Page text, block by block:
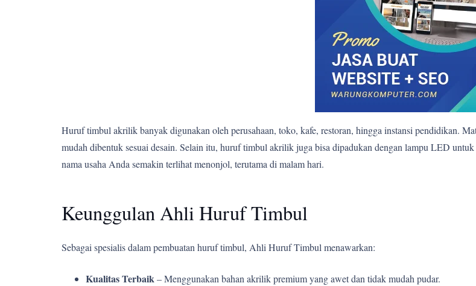
Huruf timbul akrilik banyak digunakan oleh perusahaan, toko, kafe, restoran, hingga instansi pendidikan.
mudah dibentuk sesuai desain. Selain itu, huruf timbul akrilik juga bisa dipadukan dengan lampu LED
nama usaha Anda semakin terlihat menonjol, terutama di malam hari.
Keunggulan Ahli Huruf Timbul
Sebagai spesialis dalam pembuatan huruf timbul, Ahli Huruf Timbul menawarkan:
Kualitas Terbaik– Menggunakan bahan akrilik premium yang awet dan tidak mudah pudar.